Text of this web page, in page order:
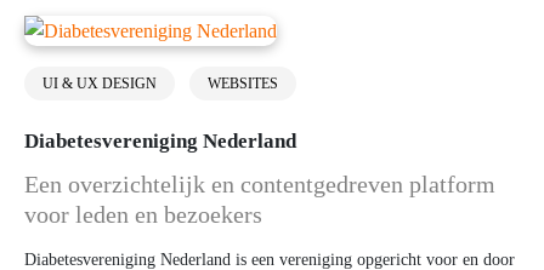
UI & UX DESIGN WEBSITES
Diabetesvereniging Nederland
Een overzichtelijk en contentgedreven platform
voor leden en bezoekers
Diabetesvereniging Nederland is een vereniging opgericht voor en door